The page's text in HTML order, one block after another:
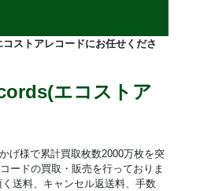
ストアレコードにお任せくださ
エコストア
げ様で累計買取枚数2000万枚を突
ードの買取・販売を行っておりま
送料、キャンセル返送料、手数